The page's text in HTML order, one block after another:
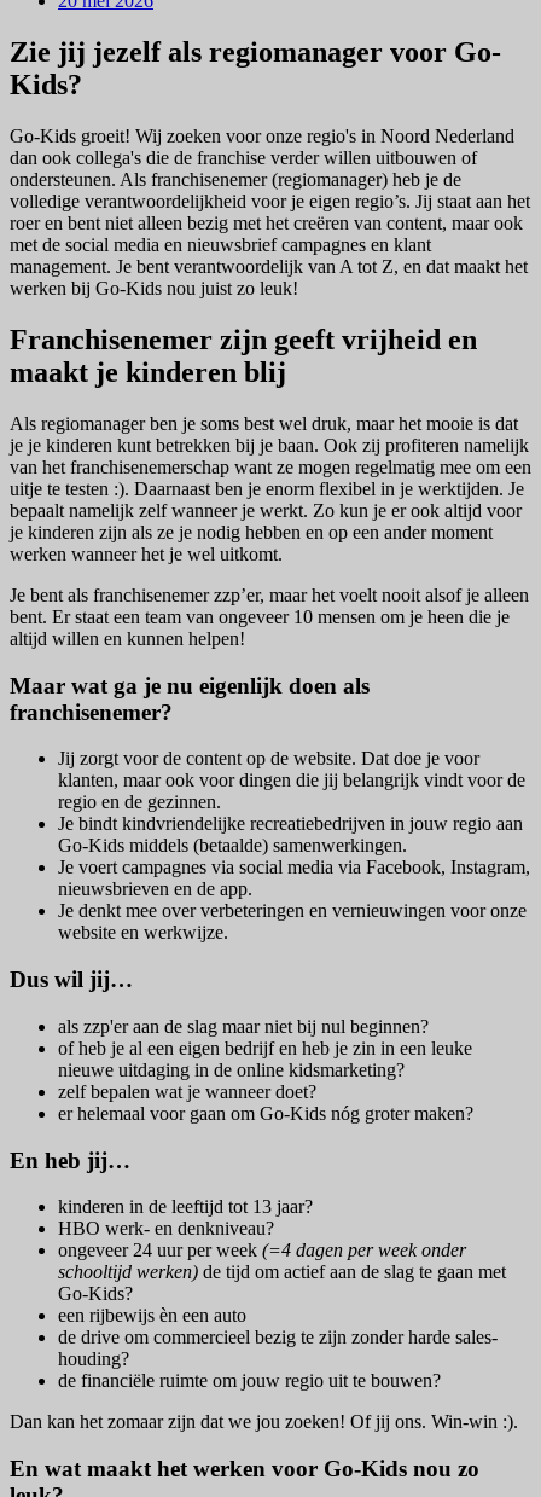
Zie jij jezelf als regiomanager voor Go-
Kids?
Go-Kids groeit! Wij zoeken voor onze regio's in Noord Nederland
dan ook collega's die de franchise verder willen uitbouwen of
ondersteunen. Als franchisenemer (regiomanager) heb je de
volledige verantwoordelijkheid voor je eigen regio’s. Jij staat aan het
roer en bent niet alleen bezig met het creëren van content, maar ook
met de social media en nieuwsbrief campagnes en klant
management. Je bent verantwoordelijk van A tot Z, en dat maakt het
werken bij Go-Kids nou juist zo leuk!
Franchisenemer zijn geeft vrijheid en
maakt je kinderen blij
Als regiomanager ben je soms best wel druk, maar het mooie is dat
je je kinderen kunt betrekken bij je baan. Ook zij profiteren namelijk
van het franchisenemerschap want ze mogen regelmatig mee om een
uitje te testen :). Daarnaast ben je enorm flexibel in je werktijden. Je
bepaalt namelijk zelf wanneer je werkt. Zo kun je er ook altijd voor
je kinderen zijn als ze je nodig hebben en op een ander moment
werken wanneer het je wel uitkomt.
Je bent als franchisenemer zzp’er, maar het voelt nooit alsof je alleen
bent. Er staat een team van ongeveer 10 mensen om je heen die je
altijd willen en kunnen helpen!
Maar wat ga je nu eigenlijk doen als
franchisenemer?
Jij zorgt voor de content op de website. Dat doe je voor
klanten, maar ook voor dingen die jij belangrijk vindt voor de
regio en de gezinnen.
Je bindt kindvriendelijke recreatiebedrijven in jouw regio aan
Go-Kids middels (betaalde) samenwerkingen.
Je voert campagnes via social media via Facebook, Instagram,
nieuwsbrieven en de app.
Je denkt mee over verbeteringen en vernieuwingen voor onze
website en werkwijze.
Dus wil jij…
als zzp'er aan de slag maar niet bij nul beginnen?
of heb je al een eigen bedrijf en heb je zin in een leuke
nieuwe uitdaging in de online kidsmarketing?
zelf bepalen wat je wanneer doet?
er helemaal voor gaan om Go-Kids nóg groter maken?
En heb jij…
kinderen in de leeftijd tot 13 jaar?
HBO werk- en denkniveau?
ongeveer 24 uur per week (=4 dagen per week onder
schooltijd werken) de tijd om actief aan de slag te gaan met
Go-Kids?
een rijbewijs èn een auto
de drive om commercieel bezig te zijn zonder harde sales-
houding?
de financiële ruimte om jouw regio uit te bouwen?
Dan kan het zomaar zijn dat we jou zoeken! Of jij ons. Win-win :).
En wat maakt het werken voor Go-Kids nou zo